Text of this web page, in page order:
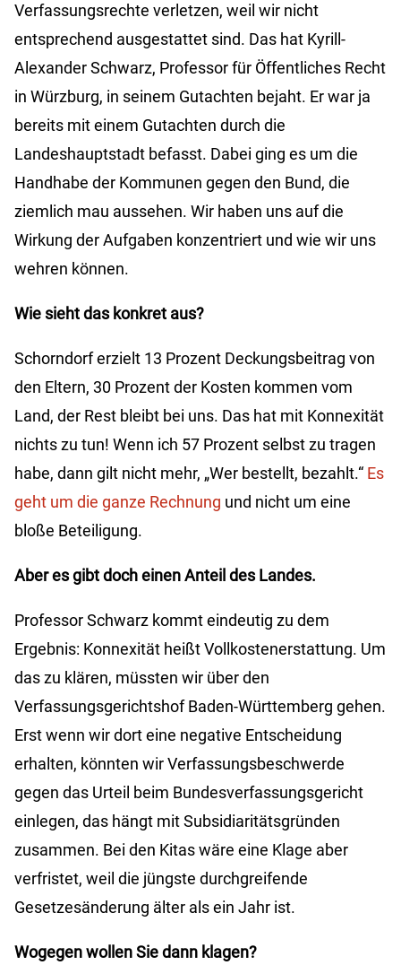
Verfassungsrechte verletzen, weil wir nicht
entsprechend ausgestattet sind. Das hat Kyrill-
Alexander Schwarz, Professor für Öffentliches Recht
in Würzburg, in seinem Gutachten bejaht. Er war ja
bereits mit einem Gutachten durch die
Landeshauptstadt befasst. Dabei ging es um die
Handhabe der Kommunen gegen den Bund, die
ziemlich mau aussehen. Wir haben uns auf die
Wirkung der Aufgaben konzentriert und wie wir uns
wehren können.
Wie sieht das konkret aus?
Schorndorf erzielt 13 Prozent Deckungsbeitrag von
den Eltern, 30 Prozent der Kosten kommen vom
Land, der Rest bleibt bei uns. Das hat mit Konnexität
nichts zu tun! Wenn ich 57 Prozent selbst zu tragen
habe, dann gilt nicht mehr, „Wer bestellt, bezahlt.“ Es
geht um die ganze Rechnung und nicht um eine
bloße Beteiligung.
Aber es gibt doch einen Anteil des Landes.
Professor Schwarz kommt eindeutig zu dem
Ergebnis: Konnexität heißt Vollkostenerstattung. Um
das zu klären, müssten wir über den
Verfassungsgerichtshof Baden-Württemberg gehen.
Erst wenn wir dort eine negative Entscheidung
erhalten, könnten wir Verfassungsbeschwerde
gegen das Urteil beim Bundesverfassungsgericht
einlegen, das hängt mit Subsidiaritätsgründen
zusammen. Bei den Kitas wäre eine Klage aber
verfristet, weil die jüngste durchgreifende
Gesetzesänderung älter als ein Jahr ist.
Wogegen wollen Sie dann klagen?